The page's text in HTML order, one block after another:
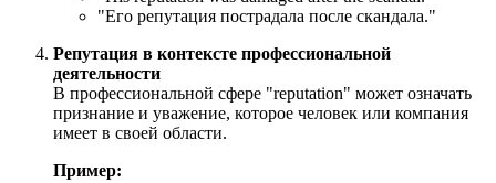
"Его репутация пострадала после скандала."
Репутация в контексте профессиональной
деятельности
В профессиональной сфере "reputation" может означать
признание и уважение, которое человек или компания
имеет в своей области.
Пример: